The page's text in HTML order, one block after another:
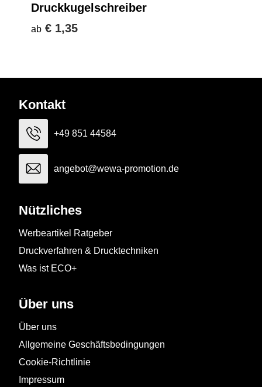
Druckkugelschreiber
ab € 1,35
Kontakt
+49 851 44584
angebot@wewa-promotion.de
Nützliches
Werbeartikel Ratgeber
Druckverfahren & Drucktechniken
Was ist ECO+
Über uns
Über uns
Allgemeine Geschäftsbedingungen
Cookie-Richtlinie
Impressum